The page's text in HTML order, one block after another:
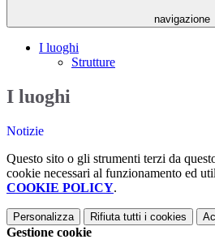
navigazione
I luoghi
Strutture
I luoghi
Notizie
Questo sito o gli strumenti terzi da
cookie necessari al funzionamento ed
COOKIE POLICY.
Personalizza Rifiuta tutti i cookies
Gestione cookie